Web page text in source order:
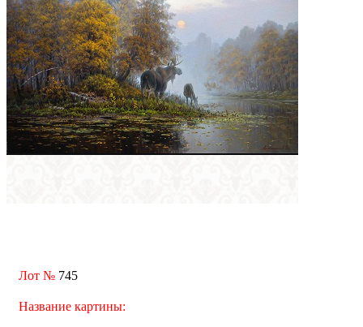
Лот № 745
Название картины: